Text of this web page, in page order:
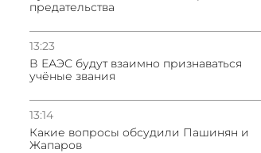
предательства
13:23
В ЕАЭС будут взаимно признаваться
учёные звания
13:14
Какие вопросы обсудили Пашинян и
Жапаров